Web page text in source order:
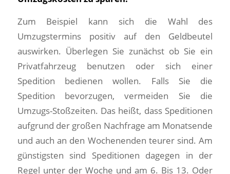
Zum Beispiel kann sich die Wahl des
Umzugstermins positiv auf den Geldbeutel
auswirken. Überlegen Sie zunächst ob Sie ein
Privatfahrzeug benutzen oder sich einer
Spedition bedienen wollen. Falls Sie die
Spedition bevorzugen, vermeiden Sie die
Umzugs-Stoßzeiten. Das heißt, dass Speditionen
aufgrund der großen Nachfrage am Monatsende
und auch an den Wochenenden teurer sind. Am
günstigsten sind Speditionen dagegen in der
Regel unter der Woche und am 6. Bis 13. Oder